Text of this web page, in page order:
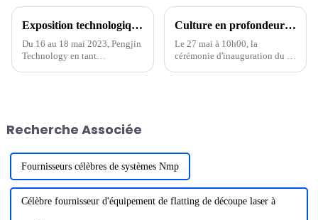
Exposition technologique de Pengjin La 15e exposition internationale de technologie des batteries de Shenzhen s'est terminée en beauté
Du 16 au 18 mai 2023, Pengjin
Technology en tant
d'une durée de trois jours. La
fructueuse, pas...
Culture en profondeur de nouvelles énergies, concentration sur la haute qualité, cérémonie de fondation du parc industriel de Pengjin Huizhou
Le 27 mai à 10h00, la
cérémonie d'inauguration du «
Recherche Associée
Fournisseurs célèbres de systèmes Nmp
Célèbre fournisseur d'équipement de flatting de découpe laser à